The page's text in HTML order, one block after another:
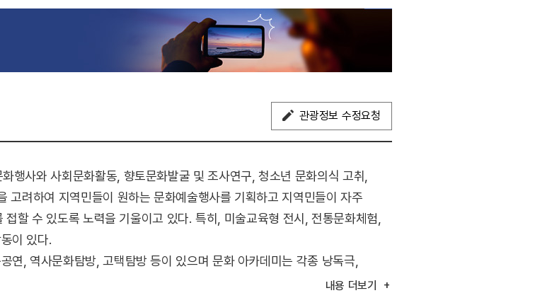
관광정보 수정요청
행사와 사회문화활동, 향토문화발굴 및 조사연구, 청소년 문화의식 고취,
고려하여 지역민들이 원하는 문화예술행사를 기획하고 지역민들이 자주
할 수 있도록 노력을 기울이고 있다. 특히, 미술교육형 전시, 전통문화체험,
이 있다.
연, 역사문화탐방, 고택탐방 등이 있으며 문화 아카데미는 각종 낭독극,
내용 더보기